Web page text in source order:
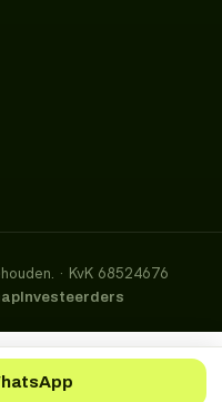
· KvK 68524676
Investeerders